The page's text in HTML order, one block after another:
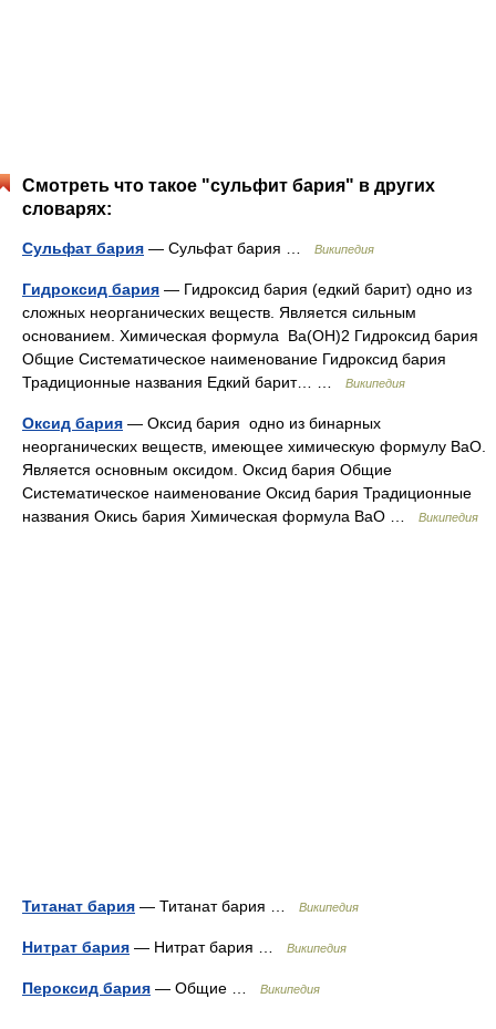
Смотреть что такое "сульфит бария" в других
словарях:
Сульфат бария — Сульфат бария … Википедия
Гидроксид бария — Гидроксид бария (едкий барит) одно из
сложных неорганических веществ. Является сильным
основанием. Химическая формула Ba(OH)2 Гидроксид бария
Общие Систематическое наименование Гидроксид бария
Традиционные названия Едкий барит… …
Википедия
Оксид бария — Оксид бария одно из бинарных
неорганических веществ, имеющее химическую формулу BaO.
Является основным оксидом. Оксид бария Общие
Систематическое наименование Оксид бария Традиционные
названия Окись бария Химическая формула BaO …
Википедия
Титанат бария — Титанат бария … Википедия
Нитрат бария — Нитрат бария … Википедия
Пероксид бария — Общие … Википедия